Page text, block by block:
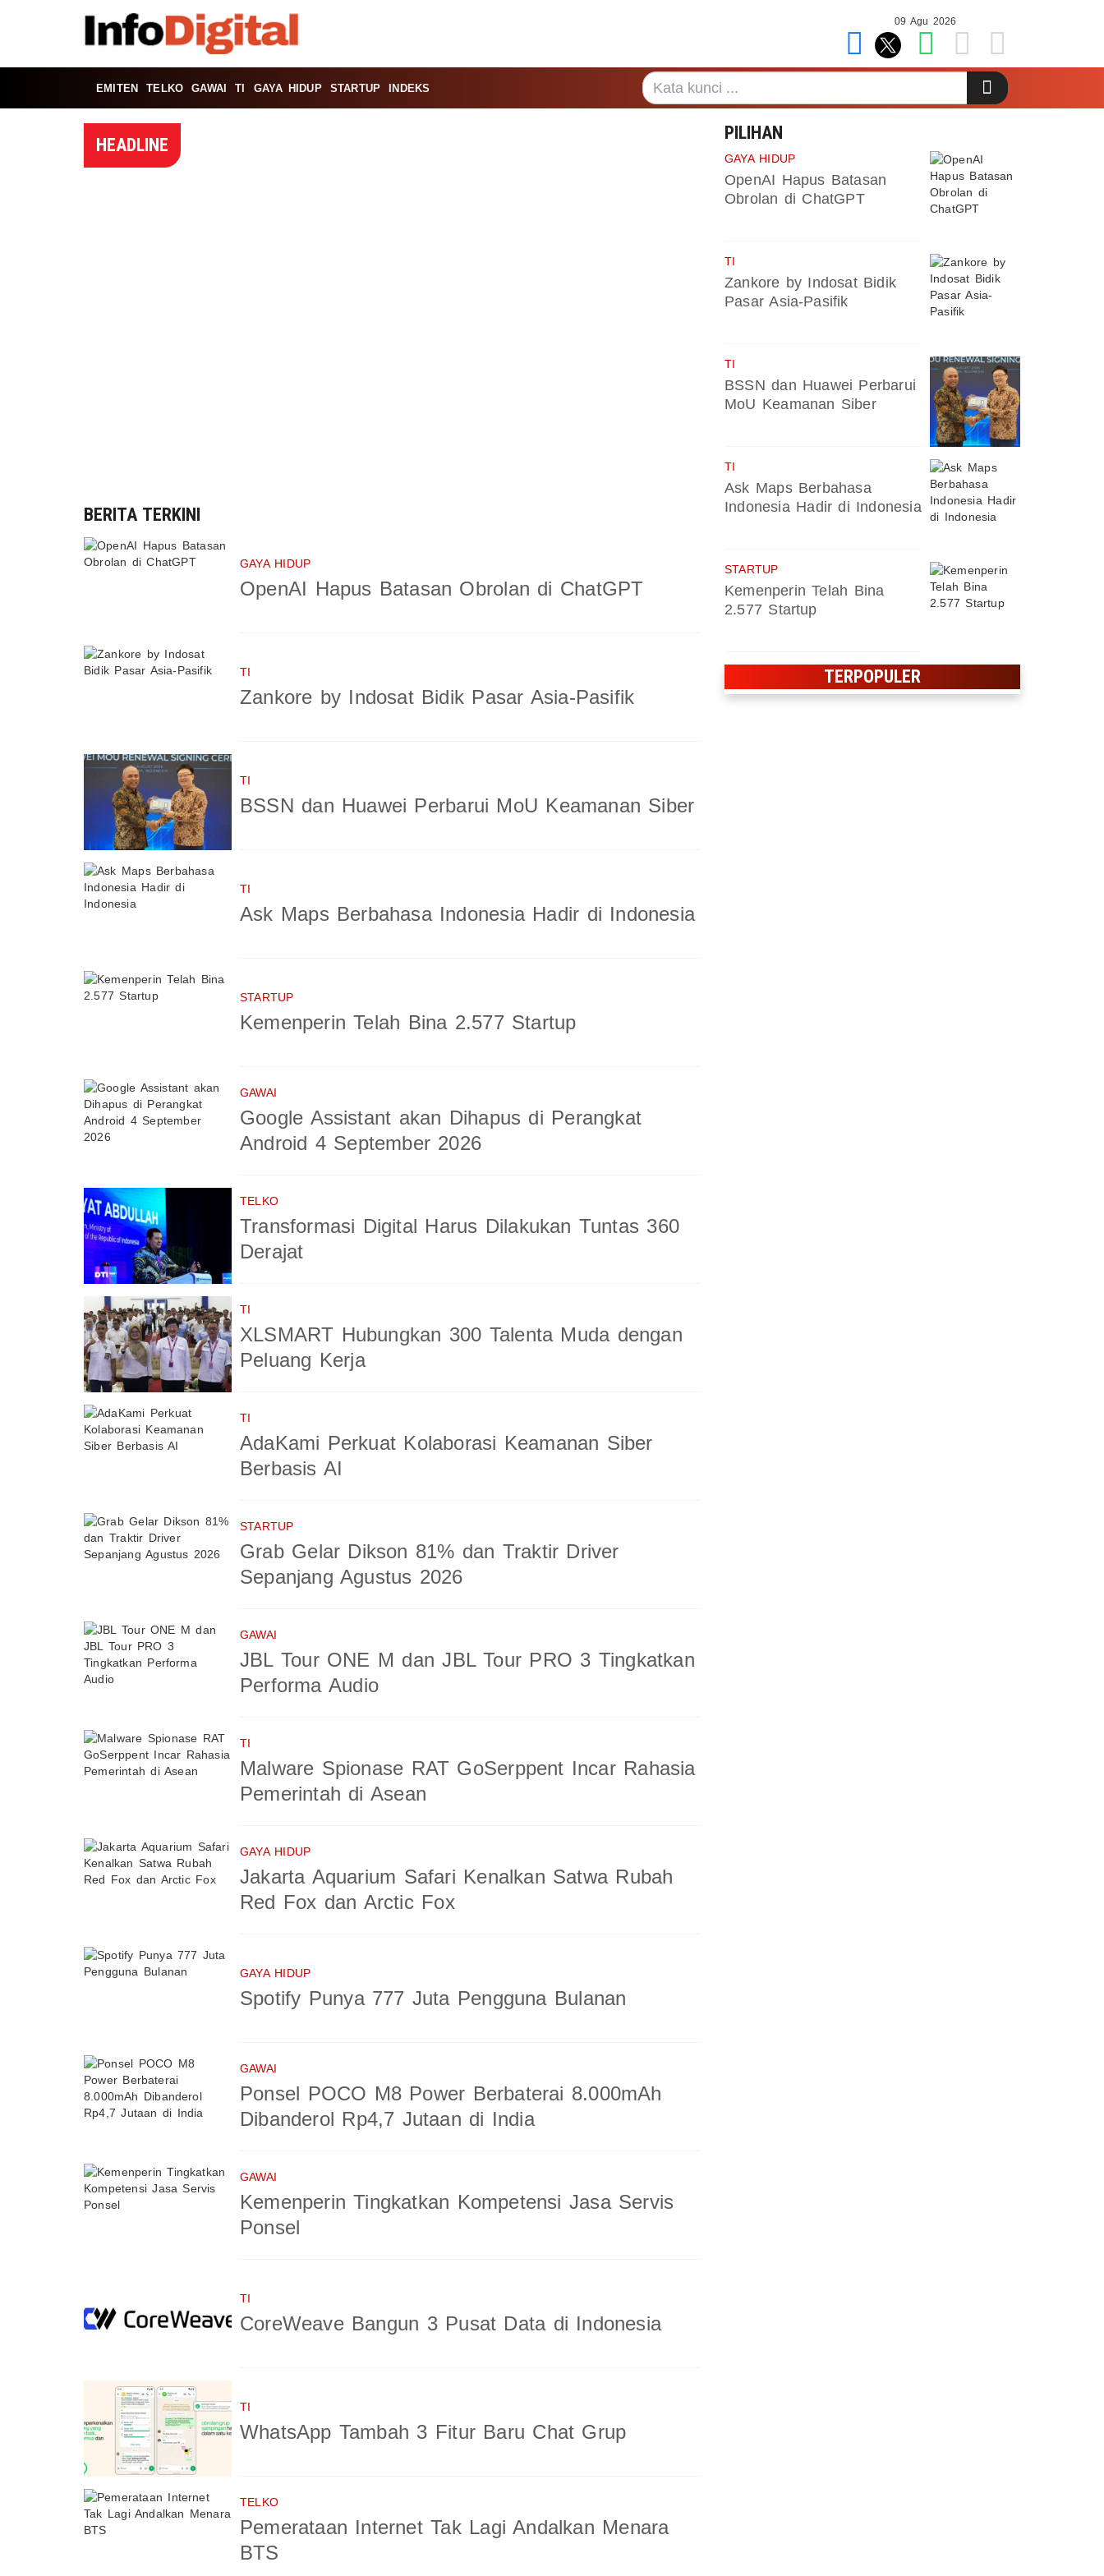
09 Agu 2026
EMITEN TELKO GAWAI TI GAYA HIDUP STARTUP INDEKS
HEADLINE
BERITA TERKINI
GAYA HIDUP
OpenAI Hapus Batasan Obrolan di ChatGPT
TI
Zankore by Indosat Bidik Pasar Asia-Pasifik
TI
BSSN dan Huawei Perbarui MoU Keamanan Siber
TI
Ask Maps Berbahasa Indonesia Hadir di Indonesia
STARTUP
Kemenperin Telah Bina 2.577 Startup
GAWAI
Google Assistant akan Dihapus di Perangkat
Android 4 September 2026
TELKO
Transformasi Digital Harus Dilakukan Tuntas 360
Derajat
TI
XLSMART Hubungkan 300 Talenta Muda dengan
Peluang Kerja
TI
AdaKami Perkuat Kolaborasi Keamanan Siber
Berbasis AI
STARTUP
Grab Gelar Dikson 81% dan Traktir Driver
Sepanjang Agustus 2026
GAWAI
JBL Tour ONE M dan JBL Tour PRO 3 Tingkatkan
Performa Audio
TI
Malware Spionase RAT GoSerppent Incar Rahasia
Pemerintah di Asean
GAYA HIDUP
Jakarta Aquarium Safari Kenalkan Satwa Rubah
Red Fox dan Arctic Fox
GAYA HIDUP
Spotify Punya 777 Juta Pengguna Bulanan
GAWAI
Ponsel POCO M8 Power Berbaterai 8.000mAh
Dibanderol Rp4,7 Jutaan di India
GAWAI
Kemenperin Tingkatkan Kompetensi Jasa Servis
Ponsel
TI
CoreWeave Bangun 3 Pusat Data di Indonesia
TI
WhatsApp Tambah 3 Fitur Baru Chat Grup
TELKO
Pemerataan Internet Tak Lagi Andalkan Menara
BTS
PILIHAN
GAYA HIDUP
OpenAI Hapus Batasan
Obrolan di ChatGPT
TI
Zankore by Indosat Bidik
Pasar Asia-Pasifik
TI
BSSN dan Huawei Perbarui
MoU Keamanan Siber
TI
Ask Maps Berbahasa
Indonesia Hadir di Indonesia
STARTUP
Kemenperin Telah Bina
2.577 Startup
TERPOPULER